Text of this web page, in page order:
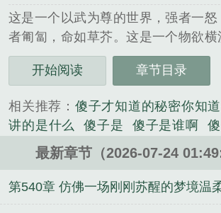
这是一个以武为尊的世界，强者一
者匍匐，命如草芥。这是一个物欲
能使鬼推磨。在这里，权势与力量交
则，凡人仰望强者如蝼蚁瞻仰苍穹。
不起的傻子身上。然而这个看似残破
个绝世天才的灵魂，而这个痴傻之人
让人心惊，每一寸骨骼都仿佛由星辰
术。他被家人用十个亿的订单卖进
开始阅读 章节目录
相关推荐： 傻子才知道的秘密你知
讲的是什么
傻子是 傻子是谁啊
是谁的 傻子是谁 傻子的神情 傻子
傻子的结局
盗墓：人在湘西，开局
岛：疯了吧，你管这叫私家侦探
重
最新章节（2026-07-24
第540章 仿佛一场刚刚苏醒的梦境温